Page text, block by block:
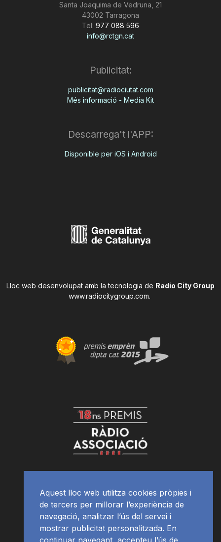
Santa Joaquima de Vedruna, 21
43002 Tarragona
Tel: 977 088 596
info@rctgn.cat
Publicitat:
publicitat@radiociutat.com
Més informació - Media Kit
Descarrega't l'APP:
Disponible per iOS i Android
Lloc web desenvolupat amb la tecnologia de Radio City Group
www.radiocitygroup.com.
Aquest lloc web utilitza cookies pròpies i
de tercers per millorar l’experiència de
navegació, analitzar l’ús del servei i
mostrar publicitat personalitzada. En